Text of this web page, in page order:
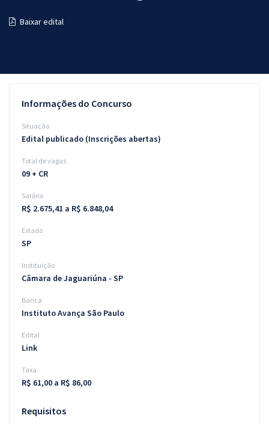
Questões grátis
Blog
Aprovados
Atendimento
Baixar edital
Informações do Concurso
Situação
Edital publicado (Inscrições abertas)
Total de vagas
09 + CR
Salário
R$ 2.675,41 a R$ 6.848,04
Estado
SP
Instituição
Câmara de Jaguariúna - SP
Banca
Instituto Avança São Paulo
Edital
Link
Taxa
R$ 61,00 a R$ 86,00
Requisitos